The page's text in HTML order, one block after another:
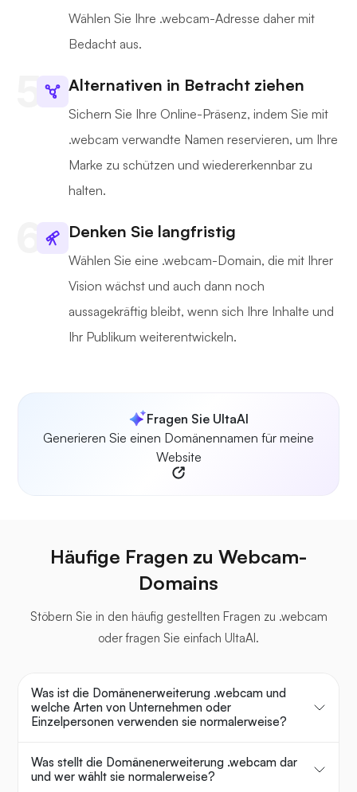
Wählen Sie Ihre .webcam-Adresse daher mit
Bedacht aus.
Alternativen in Betracht ziehen
Sichern Sie Ihre Online-Präsenz, indem Sie mit
.webcam verwandte Namen reservieren, um Ihre
Marke zu schützen und wiedererkennbar zu
halten.
Denken Sie langfristig
Wählen Sie eine .webcam-Domain, die mit Ihrer
Vision wächst und auch dann noch
aussagekräftig bleibt, wenn sich Ihre Inhalte und
Ihr Publikum weiterentwickeln.
Fragen Sie UltaAI
Generieren Sie einen Domänennamen für meine
Website
Häufige Fragen zu Webcam-
Domains
Stöbern Sie in den häufig gestellten Fragen zu .webcam
oder fragen Sie einfach UltaAI.
Was ist die Domänenerweiterung .webcam und
welche Arten von Unternehmen oder
Einzelpersonen verwenden sie normalerweise?
Was stellt die Domänenerweiterung .webcam dar
und wer wählt sie normalerweise?